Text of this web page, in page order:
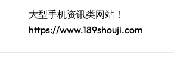
三星Galaxy Z
S25 Ultra颜值炸裂
S24+上新！解锁
大型手机资讯类网站！
https://www.189shouji.com